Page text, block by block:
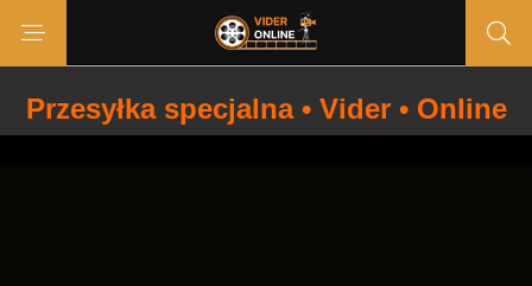
Przesyłka specjalna • Vider • Online